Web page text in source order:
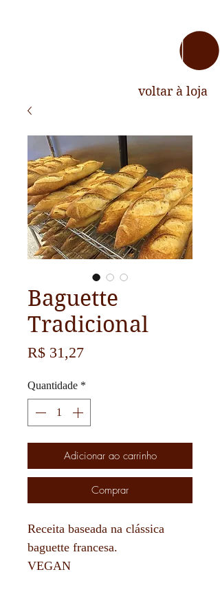
voltar à loja
Baguette
Tradicional
R$ 31,27Preço
Quantidade *
Adicionar ao carrinho
Comprar
Receita baseada na clássica
baguette francesa.
VEGAN